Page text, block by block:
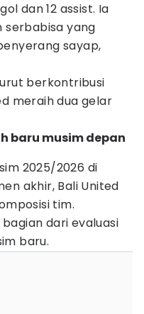
dan 12 assist. Ia
serbabisa yang
sayap,
berkontribusi
meraih dua gelar
baru musim depan
2025/2026 di
akhir, Bali United
tim.
dari evaluasi
baru.